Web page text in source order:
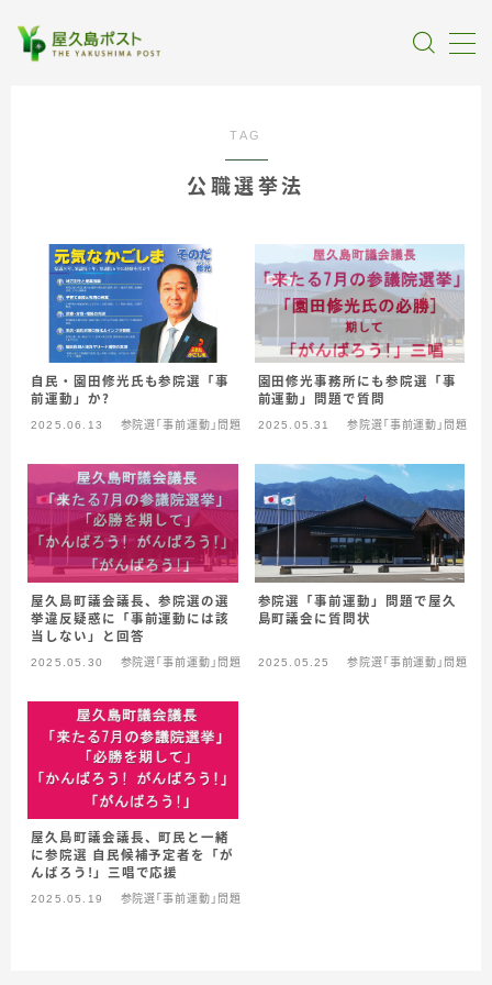
受賞・報道
情報提供
TAG
公職選挙法
自民・園田修光氏も参院選「事
前運動」か？
2025.06.13 参院選「事前運動」問題
園田修光事務所にも参院選「事
前運動」問題で質問
2025.05.31 参院選「事前運動」問題
屋久島町議会議長、参院選の選
挙違反疑惑に「事前運動には該
当しない」と回答
2025.05.30 参院選「事前運動」問題
参院選「事前運動」問題で屋久
島町議会に質問状
2025.05.25 参院選「事前運動」問題
屋久島町議会議長、町民と一緒
に参院選 自民候補予定者を「が
んばろう！」三唱で応援
2025.05.19 参院選「事前運動」問題